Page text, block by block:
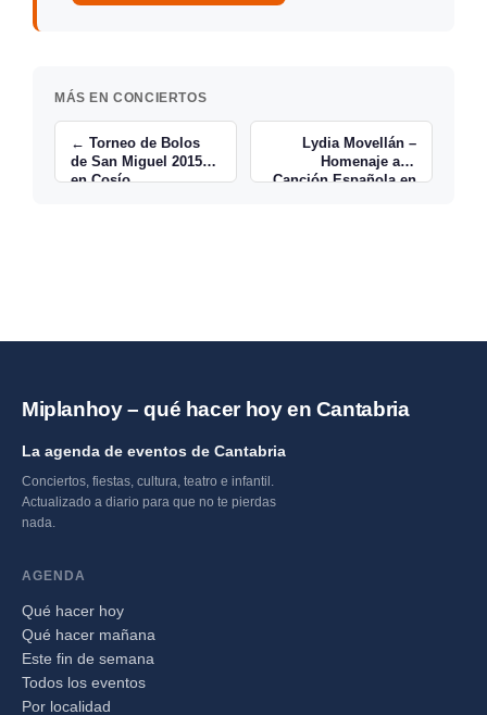
MÁS EN CONCIERTOS
← Torneo de Bolos
de San Miguel 2015
en Cosío
Lydia Movellán –
Homenaje a la
Canción Española en
Miplanhoy – qué hacer hoy en Cantabria
La agenda de eventos de Cantabria
Conciertos, fiestas, cultura, teatro e infantil.
Actualizado a diario para que no te pierdas
nada.
AGENDA
Qué hacer hoy
Qué hacer mañana
Este fin de semana
Todos los eventos
Por localidad